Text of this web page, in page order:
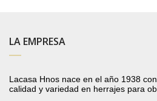
LA EMPRESA
Lacasa Hnos nace en el año 1938
calidad y variedad en herrajes para